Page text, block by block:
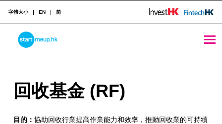
STARTMEUPHK
STARTMEUPHK FESTIVAL IS THE LEADING STARTUP AND INNOVATION CONFERENCE EVENT IN HONG KONG
字體大小 EN 简
回
回收基金 (RF)
目的： 協助回收行業提高作業能力和效率，推動回收業的可持續